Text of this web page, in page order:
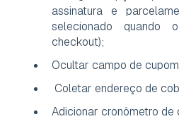
assinatura e
selecionado
checkout);
Ocultar campo de
Coletar endereço de
Adicionar cronômetro de